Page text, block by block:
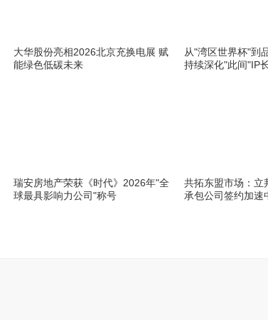
大华股份亮相2026北京充换电展 赋
能绿色低碳未来
从"湾区世界杯"到
持续深化"此间"IP
瑞安房地产荣获《时代》2026年"全
球最具影响力公司"称号
共拓东盟市场：立
承包公司签约加速